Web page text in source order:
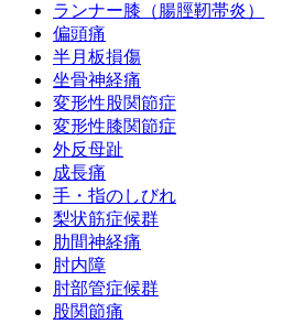
ランナー膝（腸脛靭帯炎）
偏頭痛
半月板損傷
坐骨神経痛
変形性股関節症
変形性膝関節症
外反母趾
成長痛
手・指のしびれ
梨状筋症候群
肋間神経痛
肘内障
肘部管症候群
股関節痛